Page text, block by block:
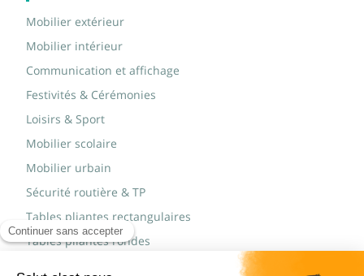
Mobilier extérieur
Mobilier intérieur
Communication et affichage
Festivités & Cérémonies
Loisirs & Sport
Mobilier scolaire
Mobilier urbain
Sécurité routière & TP
Tables pliantes rectangulaires
Tables pliantes rondes